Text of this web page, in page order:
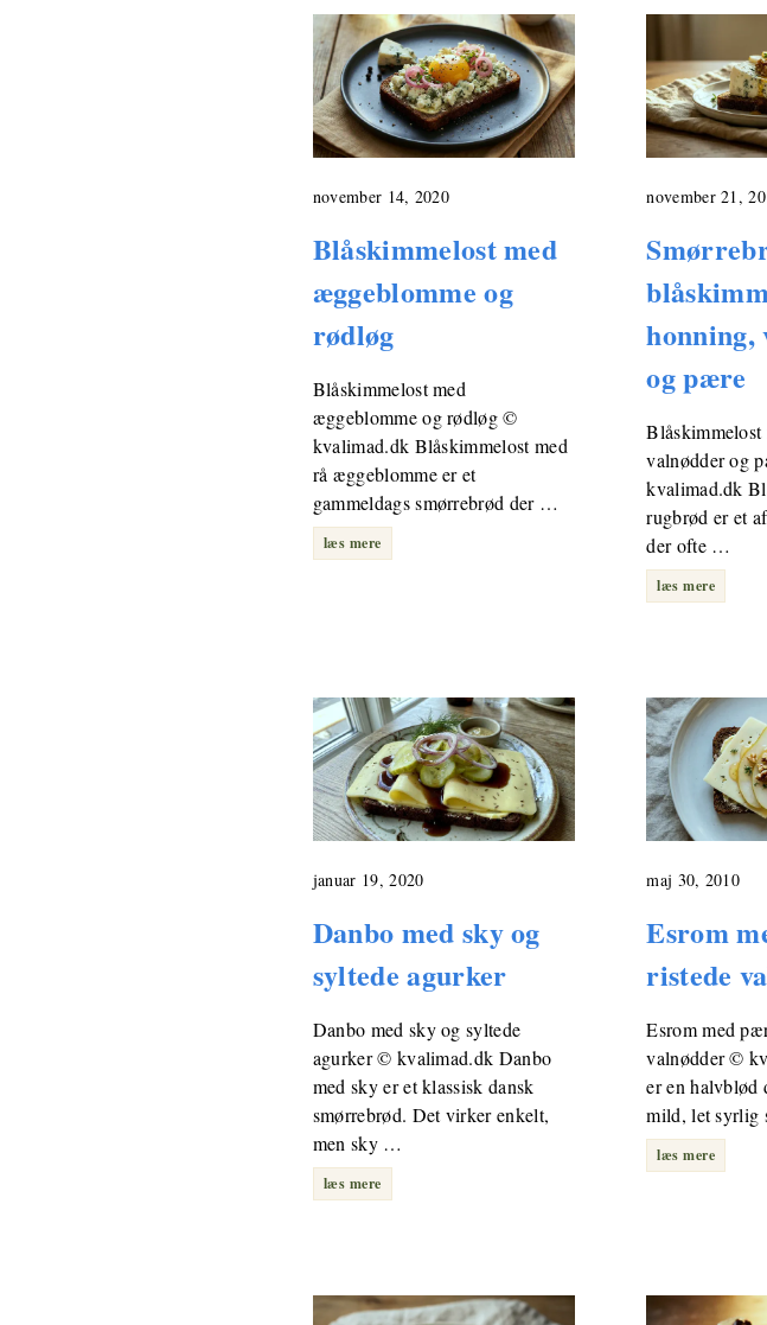
november 14, 2020
Blåskimmelost med
æggeblomme og
rødløg
Blåskimmelost med
æggeblomme og rødløg ©
kvalimad.dk Blåskimmelost med
rå æggeblomme er et
gammeldags smørrebrød der …
læs mere
november 21,
honning,
og pære
valnødder og
kvalimad.dk
rugbrød er et
der ofte …
læs mere
januar 19, 2020
Danbo med sky og
syltede agurker
Danbo med sky og syltede
agurker © kvalimad.dk Danbo
med sky er et klassisk dansk
smørrebrød. Det virker enkelt,
men sky …
læs mere
maj 30, 2010
Esrom
ristede
Esrom med
valnødder ©
er en halvblød
mild, let syrlig
læs mere